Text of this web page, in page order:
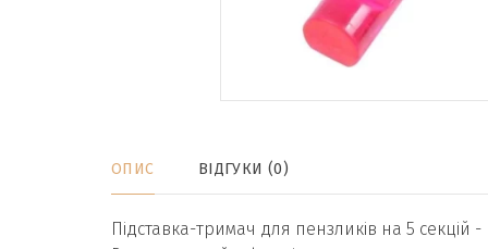
ОПИС ВІДГУКИ (0)
Підставка-тримач для пензликів на 5 секцій